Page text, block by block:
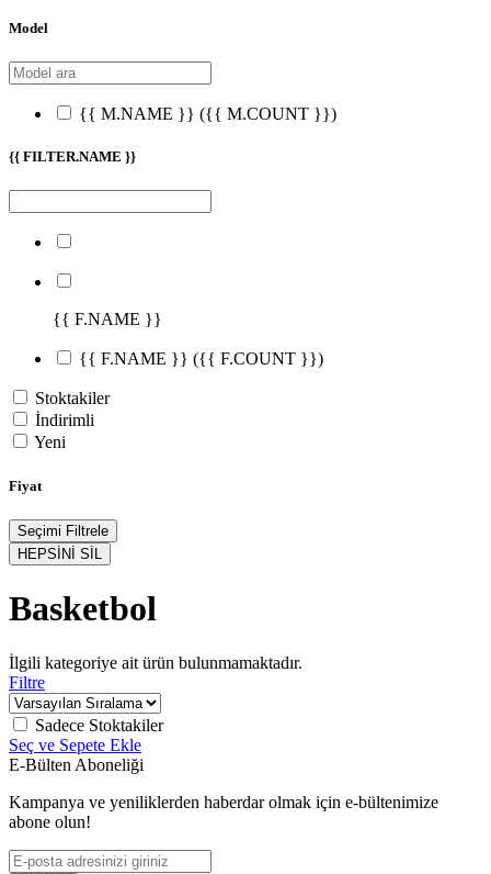
Model
{{ M.NAME }} ({{ M.COUNT }})
{{ FILTER.NAME }}
{{ F.NAME }}
{{ F.NAME }} ({{ F.COUNT }})
Stoktakiler
İndirimli
Yeni
Fiyat
Seçimi Filtrele
HEPSİNİ SİL
Basketbol
İlgili kategoriye ait ürün bulunmamaktadır.
Filtre
Sadece Stoktakiler
Seç ve Sepete Ekle
E-Bülten Aboneliği
Kampanya ve yeniliklerden haberdar olmak için e-bültenimize
abone olun!